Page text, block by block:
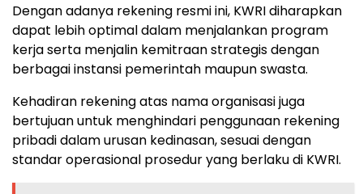
Dengan adanya rekening resmi ini, KWRI diharapkan
dapat lebih optimal dalam menjalankan program
kerja serta menjalin kemitraan strategis dengan
berbagai instansi pemerintah maupun swasta.
Kehadiran rekening atas nama organisasi juga
bertujuan untuk menghindari penggunaan rekening
pribadi dalam urusan kedinasan, sesuai dengan
standar operasional prosedur yang berlaku di KWRI.